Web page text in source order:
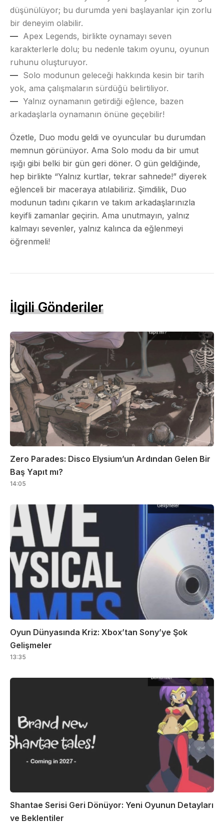
düşünülüyor; bu durumda yeni başlayanlar için zorlu
bir deneyim olabilir.
Apex Legends, birlikte oynamayı seven
karakterlerle dolu; bu nedenle takım oyunu, oyunun
ruhunu oluşturuyor.
Solo modunun geleceği hakkında kesin bir tarih
yok, ama çalışmaların sürdüğü belirtiliyor.
Yalnız oynamanın getirdiği eğlence, bazen
arkadaşlarla oynamanın önüne geçebilir!
Özetle, Duo modu geldi ve oyuncular bu durumdan
memnun görünüyor. Ama Solo modu da bir umut
ışığı gibi belki bir gün geri döner. O gün geldiğinde,
hep birlikte “Yalnız kurtlar, tekrar sahnede!” diyerek
eğlenceli bir maceraya atılabiliriz. Şimdilik, Duo
modunun tadını çıkarın ve takım arkadaşlarınızla
keyifli zamanlar geçirin. Ama unutmayın, yalnız
kalmayı sevenler, yalnız kalınca da eğlenmeyi
öğrenmeli!
İlgili Gönderiler
Zero Parades: Disco Elysium’un Ardından Gelen Bir
Baş Yapıt mı?
14:05
Oyun Dünyasında Kriz: Xbox’tan Sony’ye Şok
Gelişmeler
13:35
Shantae Serisi Geri Dönüyor: Yeni Oyunun Detayları
ve Beklentiler